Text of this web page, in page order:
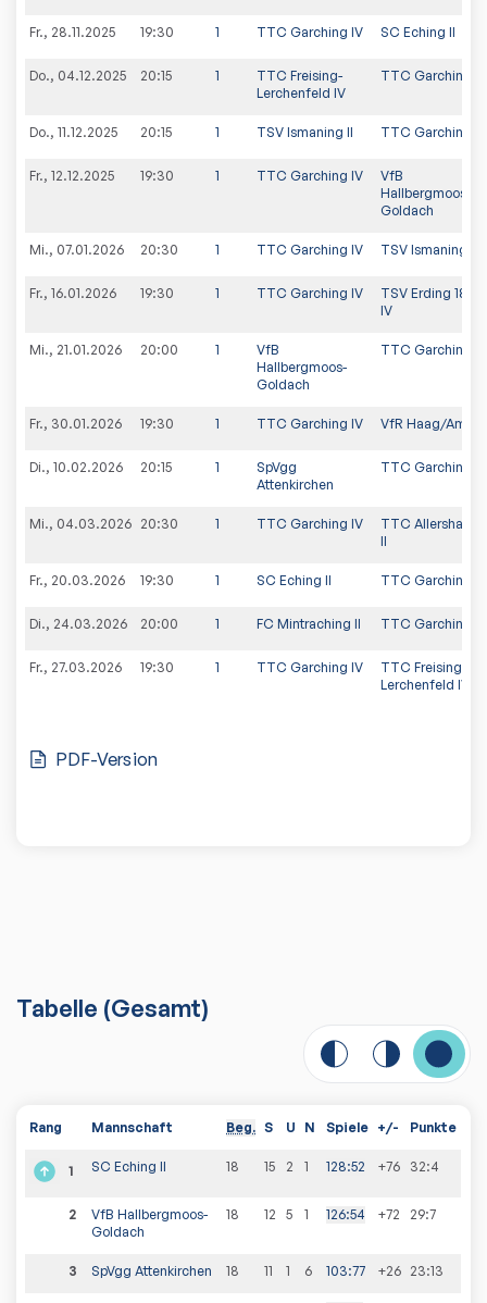
Fr., 28.11.2025 19:30 1 TTC Garching IV SC Eching II
Do., 04.12.2025 20:15 1
TTC Freising-
Lerchenfeld IV
TTC Garching IV
Do., 11.12.2025 20:15 1 TSV Ismaning II TTC Garching IV
Fr., 12.12.2025 19:30 1 TTC Garching IV
VfB
Hallbergmoos-
Goldach
Mi., 07.01.2026 20:30 1 TTC Garching IV TSV Ismaning II
Fr., 16.01.2026 19:30 1 TTC Garching IV
TSV Erding 1862
IV
Mi., 21.01.2026 20:00 1
VfB
Hallbergmoos-
Goldach
TTC Garching IV
Fr., 30.01.2026 19:30 1 TTC Garching IV VfR Haag/Amper
Di., 10.02.2026 20:15 1
SpVgg
Attenkirchen
TTC Garching IV
Mi., 04.03.2026 20:30 1 TTC Garching IV
TTC
II
Fr., 20.03.2026 19:30 1 SC Eching II TTC Garching IV
Di., 24.03.2026 20:00 1 FC Mintraching II TTC Garching IV
Fr., 27.03.2026 19:30 1 TTC Garching IV
TTC Freising-
Lerchenfeld IV
PDF-Version
Tabelle (Gesamt)
Rang Mannschaft Beg. S U N Spiele +/- Punkte
1 SC Eching II 18 15 2 1 128:52 +76 32:4
2
VfB Hallbergmoos-
Goldach
18 12 5 1 126:54 +72 29:7
3 SpVgg Attenkirchen 18 11 1 6 103:77 +26 23:13